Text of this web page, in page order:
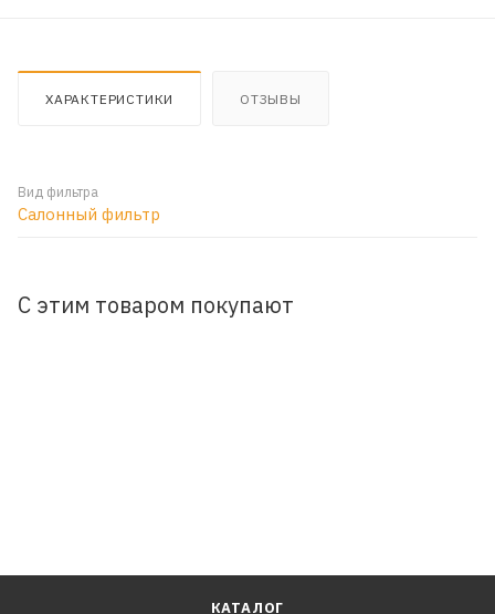
ХАРАКТЕРИСТИКИ ОТЗЫВЫ
Вид фильтра
Салонный фильтр
С этим товаром покупают
КАТАЛОГ